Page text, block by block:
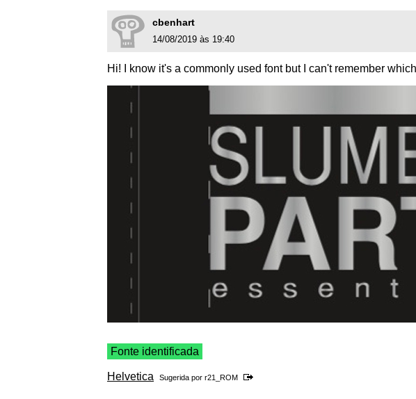
cbenhart
14/08/2019 às 19:40
Hi! I know it's a commonly used font but I can't remember
Fonte identificada
Helvetica Sugerida por r21_ROM